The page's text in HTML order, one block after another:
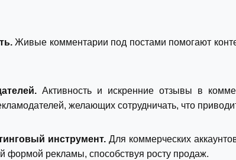
Живые комментарии под постами помогают
Активность и искренние отзывы в
желающих сотрудничать, что
инструмент. Для коммерческих
формой рекламы, способствуя росту продаж.